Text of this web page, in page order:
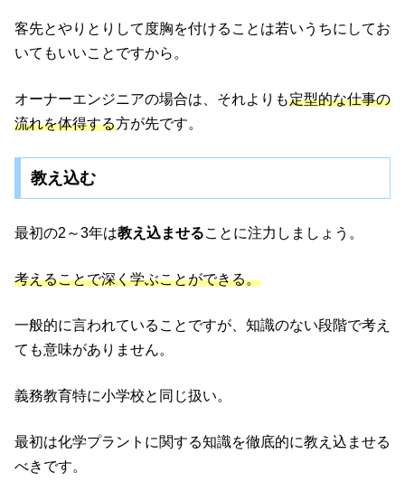
客先とやりとりして度胸を付けることは若いうちにしてお
いてもいいことですから。
オーナーエンジニアの場合は、それよりも定型的な仕事の
流れを体得する方が先です。
教え込む
最初の2～3年は教え込ませることに注力しましょう。
考えることで深く学ぶことができる。
一般的に言われていることですが、知識のない段階で考え
ても意味がありません。
義務教育特に小学校と同じ扱い。
最初は化学プラントに関する知識を徹底的に教え込ませる
べきです。